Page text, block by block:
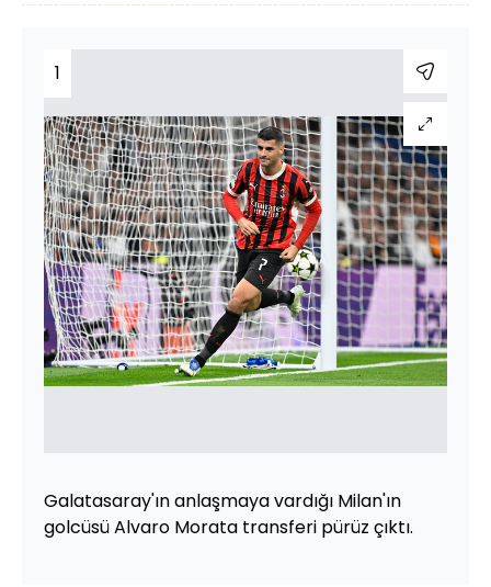
1
Galatasaray'ın anlaşmaya vardığı Milan'ın
golcüsü Alvaro Morata transferi pürüz çıktı.